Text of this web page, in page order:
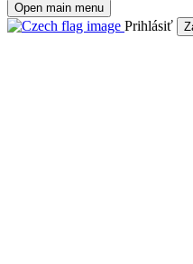
Open main menu
Prihlásiť